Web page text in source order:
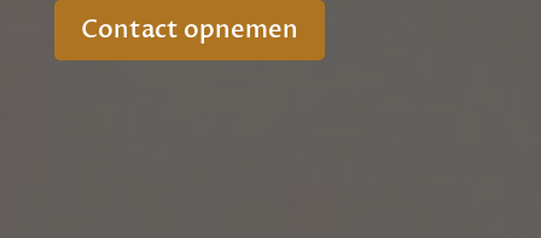
Contact opnemen